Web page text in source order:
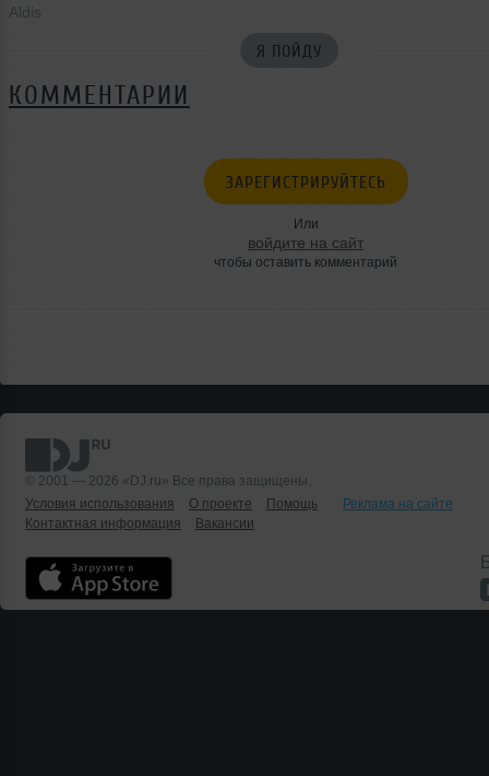
Aldis
Я ПОЙДУ
КОММЕНТАРИИ
ЗАРЕГИСТРИРУЙТЕСЬ
Или
войдите на сайт
чтобы оставить комментарий
© 2001 — 2026 «DJ.ru» Все права защищены.
Условия использования
О проекте Помощь
Реклама на сайте
Контактная информация
Вакансии